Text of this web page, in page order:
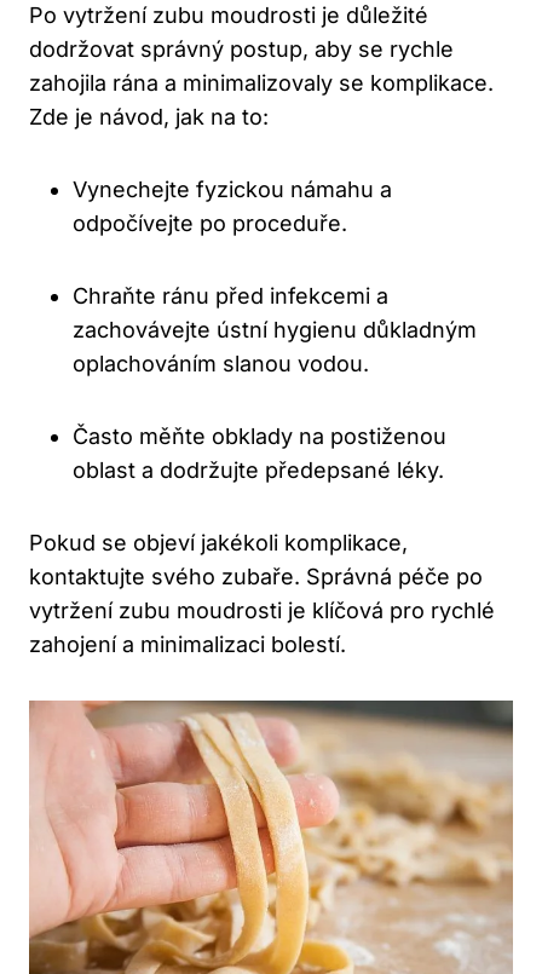
Po vytržení zubu moudrosti je důležité
dodržovat správný postup, aby se rychle
zahojila rána a minimalizovaly se komplikace.
Zde je návod, jak na to:
Vynechejte fyzickou námahu a
odpočívejte po proceduře.
Chraňte ránu před infekcemi a
zachovávejte ústní hygienu důkladným
oplachováním slanou vodou.
Často měňte obklady na postiženou
oblast a dodržujte předepsané léky.
Pokud se objeví jakékoli komplikace,
kontaktujte svého zubaře. Správná péče po
vytržení zubu moudrosti je klíčová pro rychlé
zahojení a minimalizaci bolestí.